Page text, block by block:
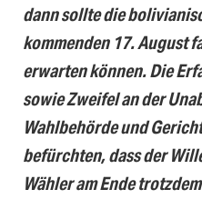
dann sollte die
kommenden 17. August
erwarten können. Die
sowie Zweifel an der
Wahlbehörde und
befürchten, dass der
Wähler am Ende